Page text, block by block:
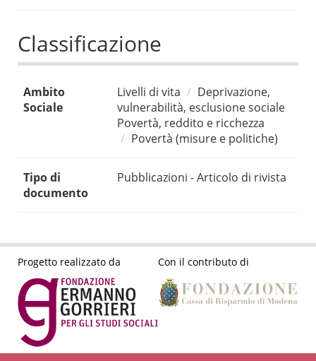
Classificazione
Ambito
Sociale
Livelli di vita
Deprivazione,
vulnerabilità, esclusione sociale
Povertà, reddito e ricchezza
Povertà (misure e politiche)
Tipo di
documento
Pubblicazioni - Articolo di rivista
Progetto realizzato da Con il contributo di